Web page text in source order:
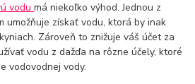
vodumá niekoľko výhod. Jednou z
umožňuje získať vodu, ktorá by inak
Zároveň to znižuje váš účet za
vodu z dažďa na rôzne účely, ktoré
vodovodnej vody.